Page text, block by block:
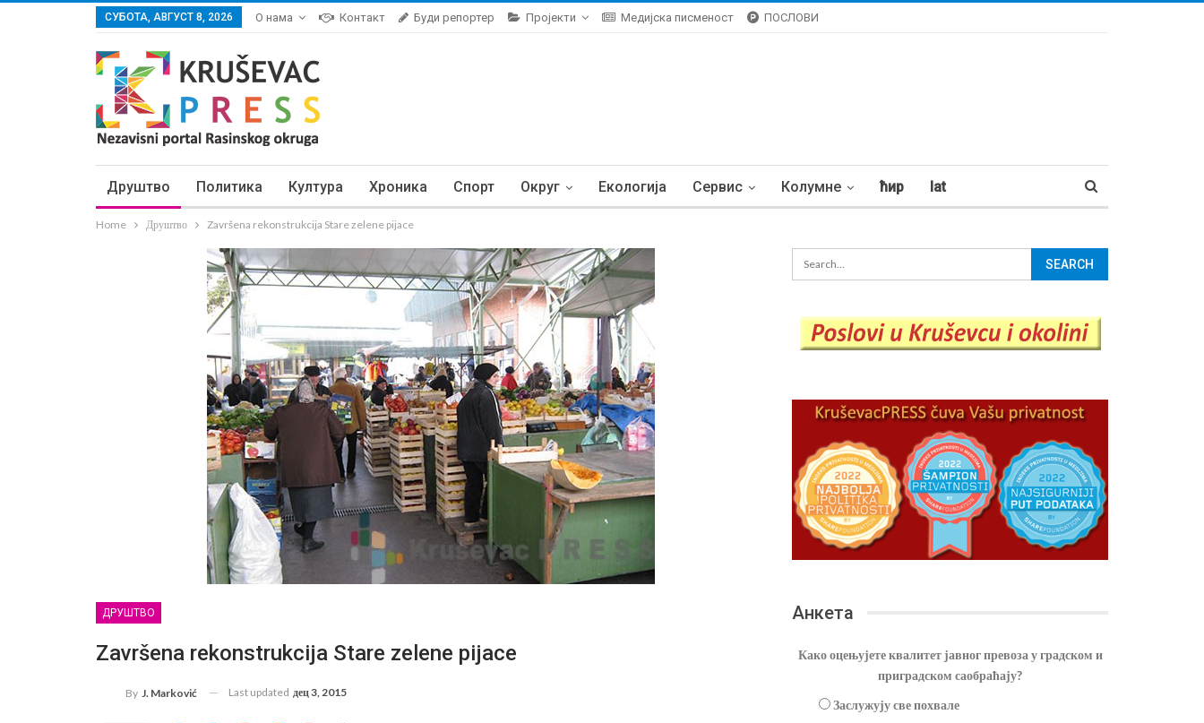
СУБОТА, АВГУСТ 8, 2026 О нама Контакт Буди репортер Пројекти Медијска писменост ПОСЛОВИ
Друштво Политика Култура Хроника Спорт Округ Екологија Сервис Колумне ћир lat
Home Друштво Završena rekonstrukcija Stare zelene pijace
ДРУШТВО
Završena rekonstrukcija Stare zelene pijace
By J. Marković Last updated дец 3, 2015
Анкета
Како оцењујете квалитет јавног превоза у градском и
приградском саобраћају?
Заслужују све похвале